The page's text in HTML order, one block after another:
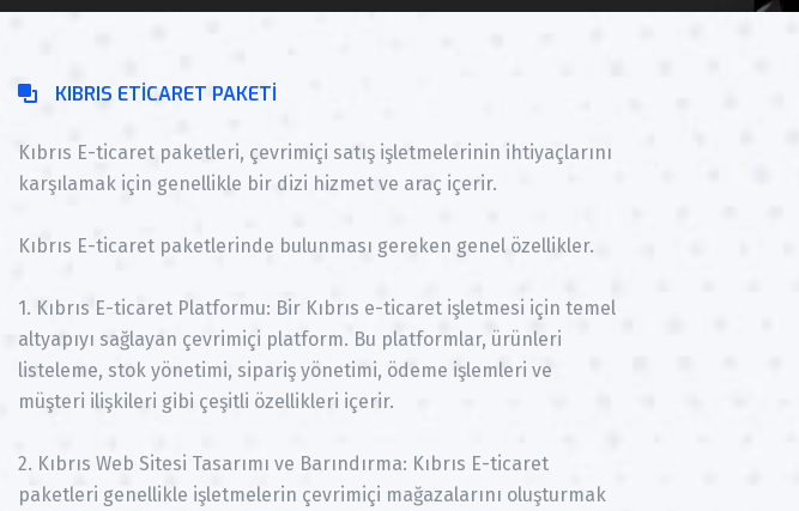
KIBRIS ETICARET PAKETI
Kıbrıs E-ticaret paketleri, çevrimiçi satış işletmelerinin ihtiyaçlarını
karşılamak için genellikle bir dizi hizmet ve araç içerir.
Kıbrıs E-ticaret paketlerinde bulunması gereken genel özellikler.
1. Kıbrıs E-ticaret Platformu: Bir Kıbrıs e-ticaret işletmesi için temel
altyapıyı sağlayan çevrimiçi platform. Bu platformlar, ürünleri
listeleme, stok yönetimi, sipariş yönetimi, ödeme işlemleri ve
müşteri ilişkileri gibi çeşitli özellikleri içerir.
2. Kıbrıs Web Sitesi Tasarımı ve Barındırma: Kıbrıs E-ticaret
paketleri genellikle işletmelerin çevrimiçi mağazalarını oluşturmak